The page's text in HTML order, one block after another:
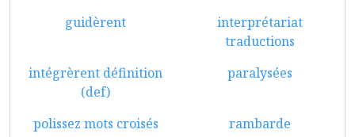
guidèrent
interprétariat
traductions
intégrèrent définition
(def)
paralysées
polissez mots croisés
rambarde